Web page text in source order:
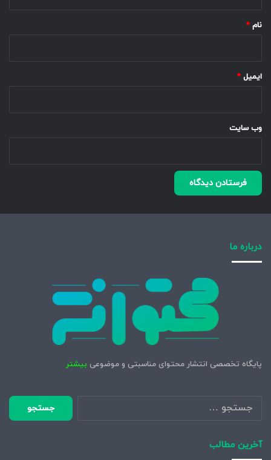
نام *
ایمیل *
وب‌ سایت
درباره ما
پایگاه تخصصی انتشار محتوای مناسبتی و موضوعی بیشتر
جستجو
برای:
آخرین مطالب